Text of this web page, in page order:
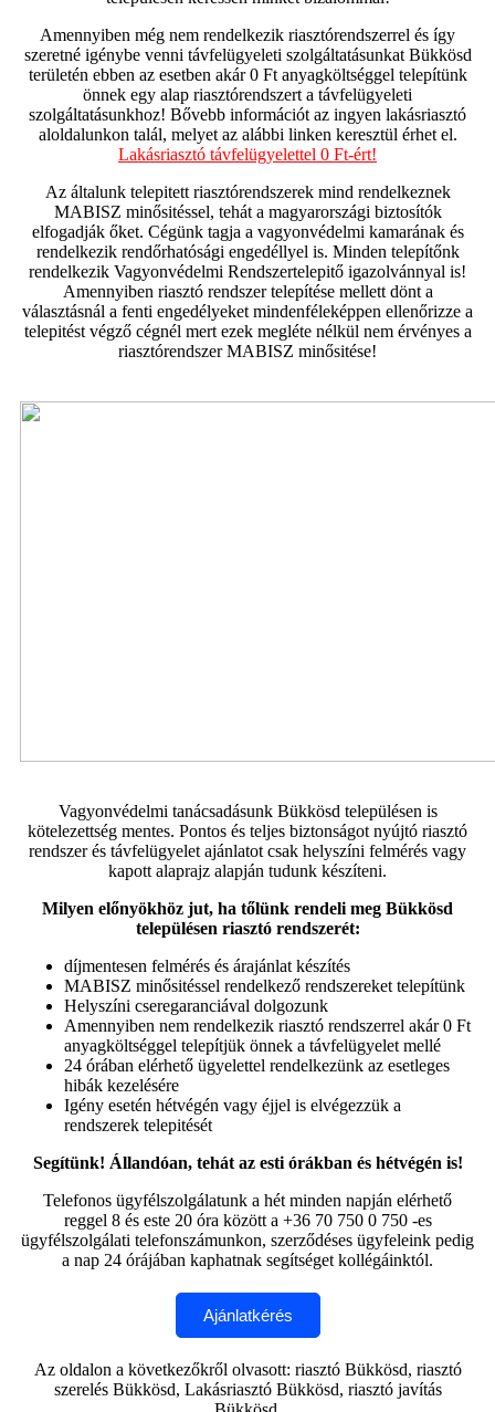
Amennyiben még nem rendelkezik riasztórendszerrel és így
szeretné igénybe venni távfelügyeleti szolgáltatásunkat Bükkösd
területén ebben az esetben akár 0 Ft anyagköltséggel telepítünk
önnek egy alap riasztórendszert a távfelügyeleti
szolgáltatásunkhoz! Bővebb információt az ingyen lakásriasztó
aloldalunkon talál, melyet az alábbi linken keresztül érhet el.
Lakásriasztó távfelügyelettel 0 Ft-ért!
Az általunk telepitett riasztórendszerek mind rendelkeznek
MABISZ minősitéssel, tehát a magyarországi biztosítók
elfogadják őket. Cégünk tagja a vagyonvédelmi kamarának és
rendelkezik rendőrhatósági engedéllyel is. Minden telepítőnk
rendelkezik Vagyonvédelmi Rendszertelepitő igazolvánnyal is!
Amennyiben riasztó rendszer telepítése mellett dönt a
választásnál a fenti engedélyeket mindenféleképpen ellenőrizze a
telepitést végző cégnél mert ezek megléte nélkül nem érvényes a
riasztórendszer MABISZ minősitése!
Vagyonvédelmi tanácsadásunk Bükkösd településen is
kötelezettség mentes. Pontos és teljes biztonságot nyújtó riasztó
rendszer és távfelügyelet ajánlatot csak helyszíni felmérés vagy
kapott alaprajz alapján tudunk készíteni.
Milyen előnyökhöz jut, ha tőlünk rendeli meg Bükkösd
településen riasztó rendszerét:
díjmentesen felmérés és árajánlat készítés
MABISZ minősitéssel rendelkező rendszereket telepítünk
Helyszíni cseregaranciával dolgozunk
Amennyiben nem rendelkezik riasztó rendszerrel akár 0 Ft
anyagköltséggel telepítjük önnek a távfelügyelet mellé
24 órában elérhető ügyelettel rendelkezünk az esetleges
hibák kezelésére
Igény esetén hétvégén vagy éjjel is elvégezzük a
rendszerek telepitését
Segítünk! Állandóan, tehát az esti órákban és hétvégén is!
Telefonos ügyfélszolgálatunk a hét minden napján elérhető
reggel 8 és este 20 óra között a +36 70 750 0 750 -es
ügyfélszolgálati telefonszámunkon, szerződéses ügyfeleink pedig
a nap 24 órájában kaphatnak segítséget kollégáinktól.
Az oldalon a következőkről olvasott: riasztó Bükkösd, riasztó
szerelés Bükkösd, Lakásriasztó Bükkösd, riasztó javítás